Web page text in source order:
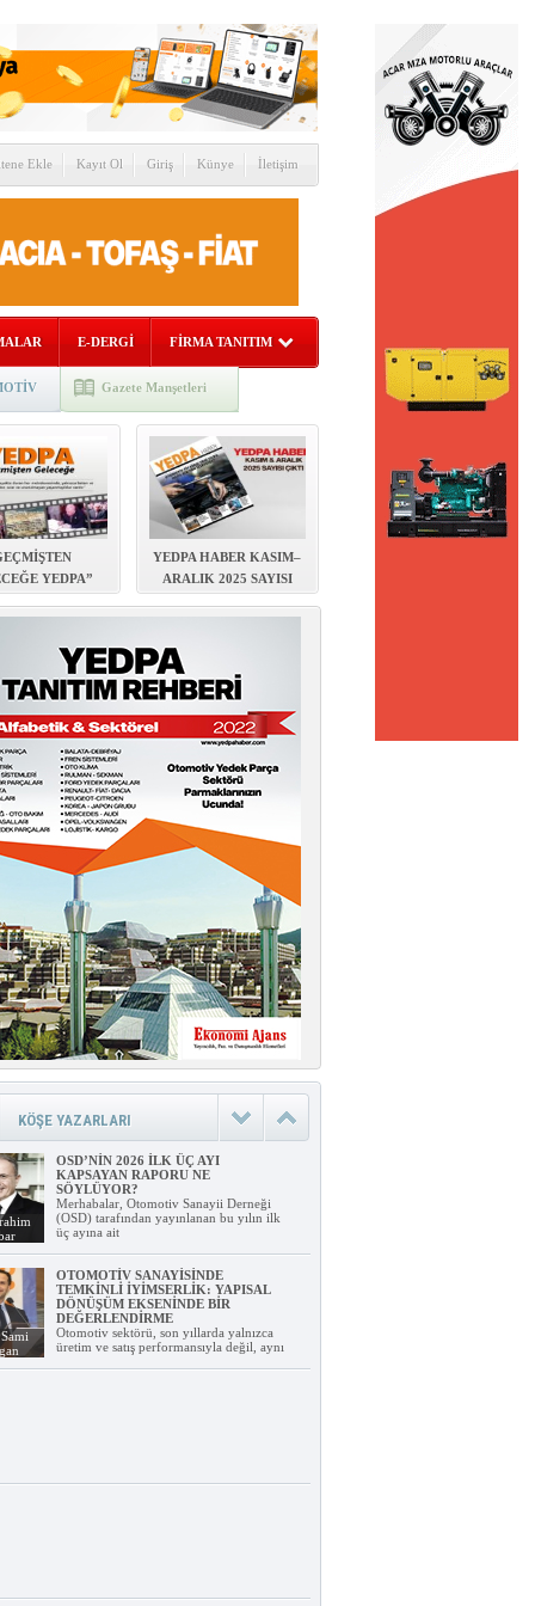
Ekle Kayıt Ol Giriş Künye İletişim
E-DERGİ FİRMA TANITIM
Gazete Manşetleri
YEDPA”
YEDPA HABER KASIM–
ARALIK 2025 SAYISI
KÖŞE YAZARLARI
OSD’NİN 2026 İLK ÜÇ AYI
KAPSAYAN RAPORU NE
SÖYLÜYOR?
Merhabalar, Otomotiv Sanayii Derneği
(OSD) tarafından yayınlanan bu yılın ilk
üç ayına ait
OTOMOTİV SANAYİSİNDE
TEMKİNLİ İYİMSERLİK: YAPISAL
DÖNÜŞÜM EKSENİNDE BİR
DEĞERLENDİRME
Otomotiv sektörü, son yıllarda yalnızca
üretim ve satış performansıyla değil, aynı